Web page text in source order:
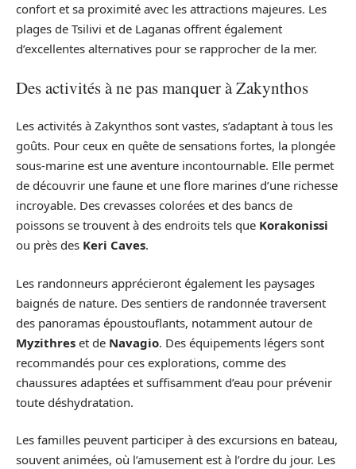
confort et sa proximité avec les attractions majeures. Les
plages de Tsilivi et de Laganas offrent également
d’excellentes alternatives pour se rapprocher de la mer.
Des activités à ne pas manquer à Zakynthos
Les activités à Zakynthos sont vastes, s’adaptant à tous les
goûts. Pour ceux en quête de sensations fortes, la plongée
sous-marine est une aventure incontournable. Elle permet
de découvrir une faune et une flore marines d’une richesse
incroyable. Des crevasses colorées et des bancs de
poissons se trouvent à des endroits tels que Korakonissi
ou près des Keri Caves.
Les randonneurs apprécieront également les paysages
baignés de nature. Des sentiers de randonnée traversent
des panoramas époustouflants, notamment autour de
Myzithres et de Navagio. Des équipements légers sont
recommandés pour ces explorations, comme des
chaussures adaptées et suffisamment d’eau pour prévenir
toute déshydratation.
Les familles peuvent participer à des excursions en bateau,
souvent animées, où l’amusement est à l’ordre du jour. Les